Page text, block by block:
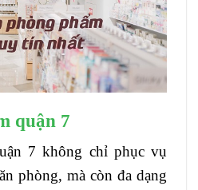
quận 7
7 không chỉ phục vụ
phòng, mà còn đa dạng